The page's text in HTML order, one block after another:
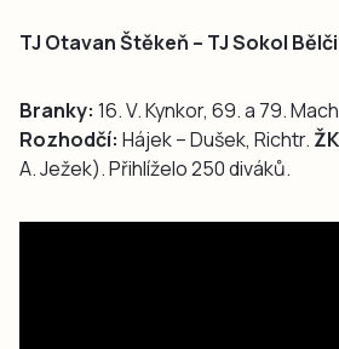
TJ Otavan Štěkeň – TJ Sokol
Branky: 16. V. Kynkor, 69. a 79.
Rozhodčí: Hájek – Dušek, Richtr.
A. Ježek). Přihlíželo 250 diváků.